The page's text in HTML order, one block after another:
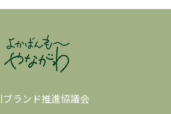
ブランド推進協議会